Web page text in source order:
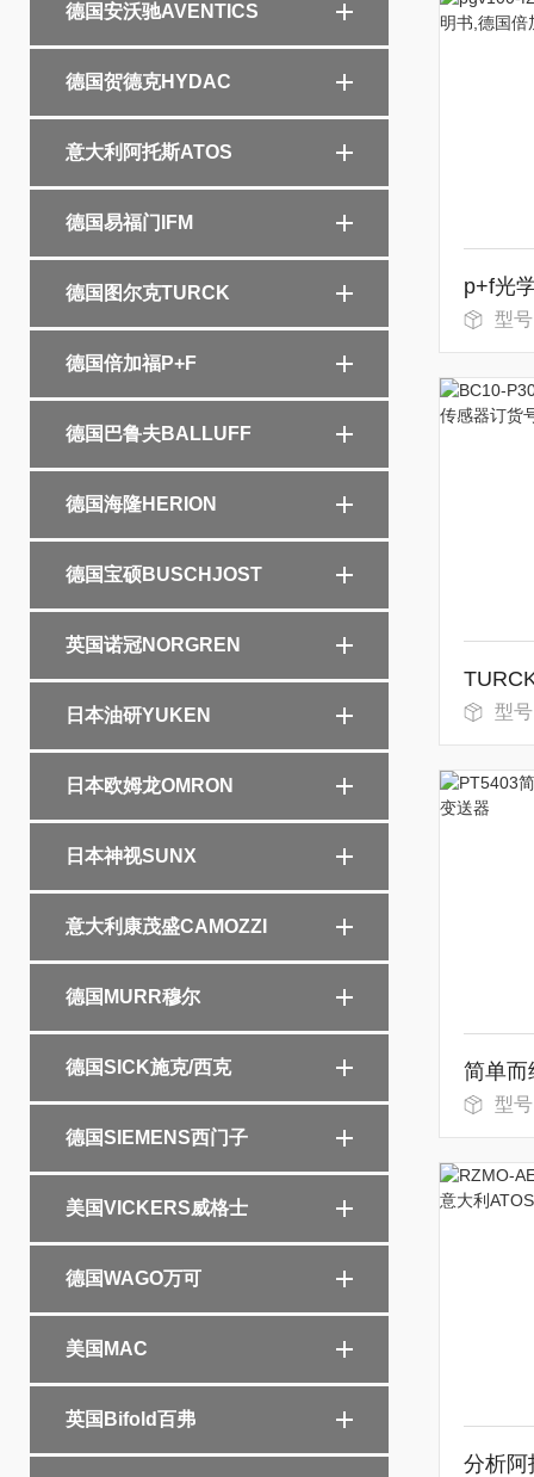
德国安沃驰AVENTICS
德国贺德克HYDAC
意大利阿托斯ATOS
德国易福门IFM
德国图尔克TURCK
德国倍加福P+F
德国巴鲁夫BALLUFF
德国海隆HERION
德国宝硕BUSCHJOST
英国诺冠NORGREN
日本油研YUKEN
日本欧姆龙OMRON
日本神视SUNX
意大利康茂盛CAMOZZI
德国MURR穆尔
德国SICK施克/西克
德国SIEMENS西门子
美国VICKERS威格士
德国WAGO万可
美国MAC
英国Bifold百弗
型号
型号：
型